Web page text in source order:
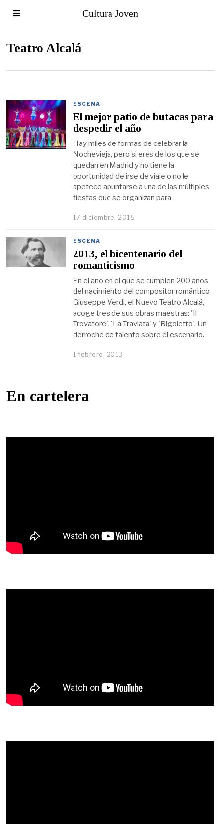
Cultura Joven
Teatro Alcalá
ESCENA
El mejor patio de butacas para
despedir el año
Hay miles de formas de celebrar la
Nochevieja, pero si eres de los que se
quedan en Madrid y no tiene la
oportunidad de irse de viaje o no le
apetece apuntarse a una de las múltiples
fiestas que se organizan para
17 diciembre, 2015
ESCENA
2013, el bicentenario del
romanticismo
En el año en el que se cumplen 200 años
del nacimiento del compositor romántico
Giuseppe Verdi, el Nuevo Teatro Alcalá,
acoge tres de sus obras maestras: 'Il
Trovatore', 'La Traviata' y 'Rigoletto'. Un
derroche de talento sobre el escenario.
1 febrero, 2013
En cartelera